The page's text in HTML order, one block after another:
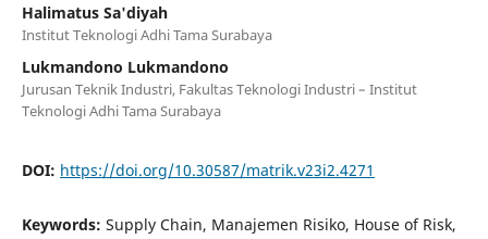
Halimatus Sa'diyah
Institut Teknologi Adhi Tama Surabaya
Lukmandono Lukmandono
Jurusan Teknik Industri, Fakultas Teknologi Industri – Institut
Teknologi Adhi Tama Surabaya
DOI: https://doi.org/10.30587/matrik.v23i2.4271
Keywords: Supply Chain, Manajemen Risiko, House of Risk,